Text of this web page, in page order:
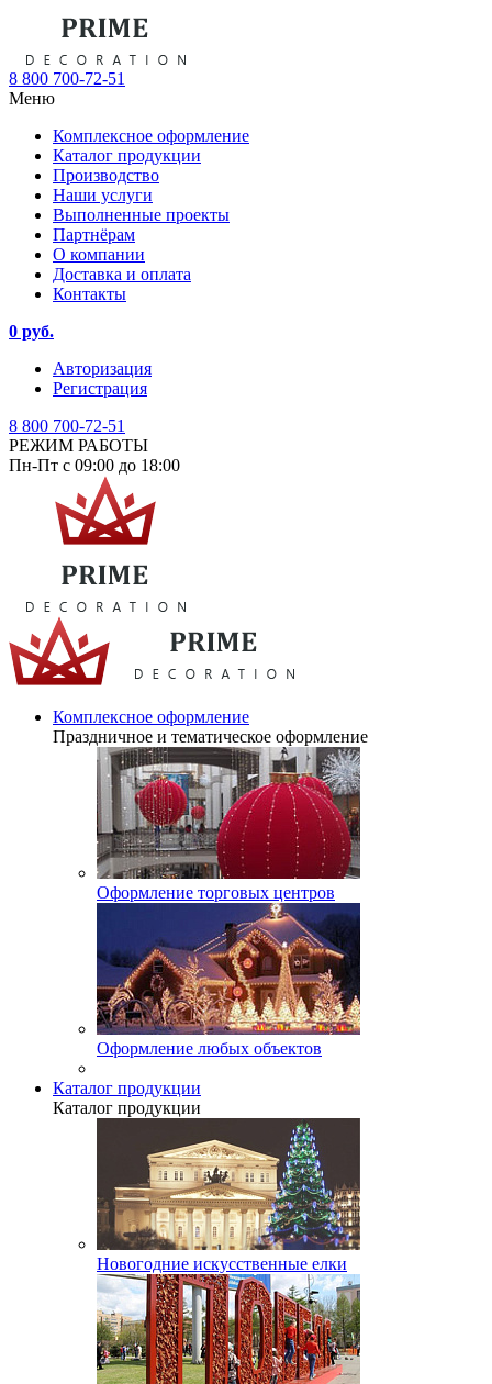
8 800 700-72-51
Меню
Комплексное оформление
Каталог продукции
Производство
Наши услуги
Выполненные проекты
Партнёрам
О компании
Доставка и оплата
Контакты
0 руб.
Авторизация
Регистрация
8 800 700-72-51
РЕЖИМ РАБОТЫ
Пн-Пт с 09:00 до 18:00
Комплексное оформление
Праздничное и тематическое оформление
Оформление торговых центров
Оформление любых объектов
Каталог продукции
Каталог продукции
Новогодние искусственные елки